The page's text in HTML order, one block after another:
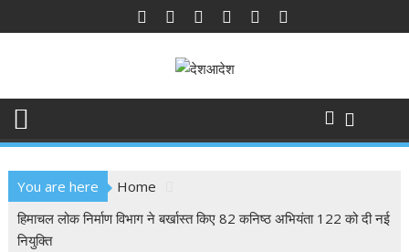
to
You are here
Home
हिमाचल लोक निर्माण विभाग ने बर्खास्त किए 82 कनिष्ठ अभियंता 122 को दी नई
नियुक्ति